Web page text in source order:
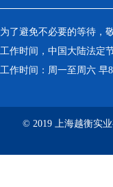
为了避免不必要的等待，
工作时间，中国大陆法定
工作时间：周一至周六 早
© 2019 上海越衡实